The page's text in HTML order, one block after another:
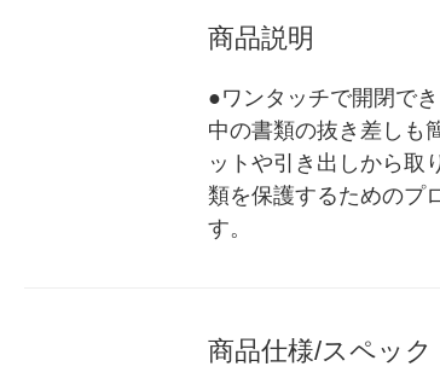
商品説明
●ワンタッチで開閉で
中の書類の抜き差しも
ットや引き出しから取
類を保護するためのプ
す。
商品仕様/スペック